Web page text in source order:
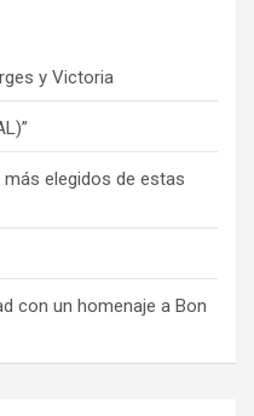
y Victoria
elegidos de estas
con un homenaje a Bon